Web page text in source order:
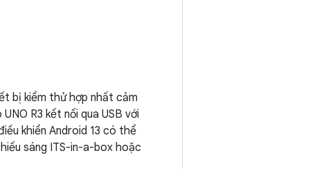
bị kiểm thử hợp nhất cảm
R3 kết nối qua USB với
khiển Android 13 có thể
sáng ITS-in-a-box hoặc